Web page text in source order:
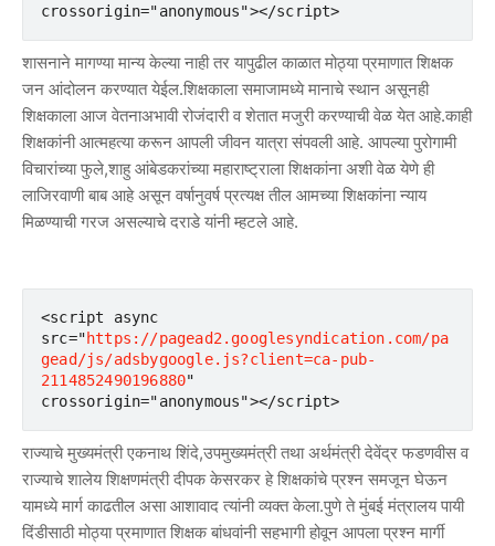
crossorigin="anonymous"></script>
शासनाने मागण्या मान्य केल्या नाही तर यापुढील काळात मोठ्या प्रमाणात शिक्षक
जन आंदोलन करण्यात येईल.शिक्षकाला समाजामध्ये मानाचे स्थान असूनही
शिक्षकाला आज वेतनाअभावी रोजंदारी व शेतात मजुरी करण्याची वेळ येत आहे.काही
शिक्षकांनी आत्महत्या करून आपली जीवन यात्रा संपवली आहे. आपल्या पुरोगामी
विचारांच्या फुले,शाहु आंबेडकरांच्या महाराष्ट्राला शिक्षकांना अशी वेळ येणे ही
लाजिरवाणी बाब आहे असून वर्षानुवर्ष प्रत्यक्ष तील आमच्या शिक्षकांना न्याय
मिळण्याची गरज असल्याचे दराडे यांनी म्हटले आहे.
<script async
src="https://pagead2.googlesyndication.com/pa
gead/js/adsbygoogle.js?client=ca-pub-
2114852490196880"
crossorigin="anonymous"></script>
राज्याचे मुख्यमंत्री एकनाथ शिंदे,उपमुख्यमंत्री तथा अर्थमंत्री देवेंद्र फडणवीस व
राज्याचे शालेय शिक्षणमंत्री दीपक केसरकर हे शिक्षकांचे प्रश्न समजून घेऊन
यामध्ये मार्ग काढतील असा आशावाद त्यांनी व्यक्त केला.पुणे ते मुंबई मंत्रालय पायी
दिंडीसाठी मोठ्या प्रमाणात शिक्षक बांधवांनी सहभागी होवून आपला प्रश्न मार्गी